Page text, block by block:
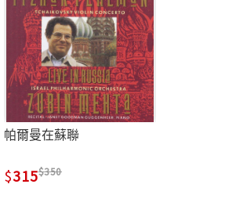
帕爾曼在蘇聯
315 350